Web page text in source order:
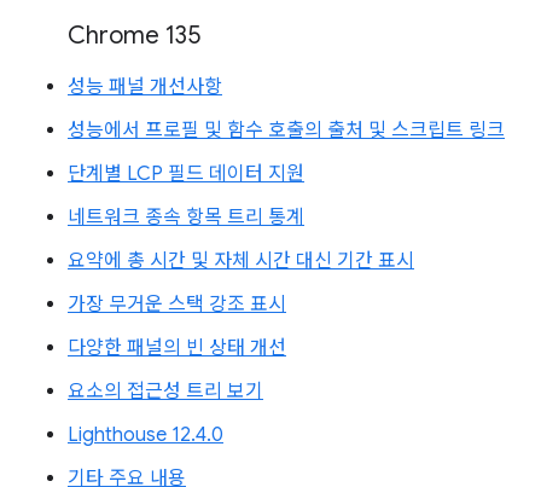
Chrome 135
성능 패널 개선사항
성능에서 프로필 및 함수 호출의 출처 및 스크립트 링크
단계별 LCP 필드 데이터 지원
네트워크 종속 항목 트리 통계
요약에 총 시간 및 자체 시간 대신 기간 표시
가장 무거운 스택 강조 표시
다양한 패널의 빈 상태 개선
요소의 접근성 트리 보기
Lighthouse 12.4.0
기타 주요 내용